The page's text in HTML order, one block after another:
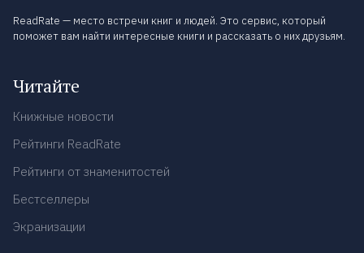
ReadRate — место встречи книг и людей. Это сервис, который
поможет вам найти интересные книги и рассказать о них друзьям.
Читайте
Книжные новости
Рейтинги ReadRate
Рейтинги от знаменитостей
Бестселлеры
Экранизации